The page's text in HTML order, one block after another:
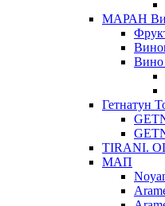
МАРАН
Вино
Гетнатун
TIRANI.
МАП